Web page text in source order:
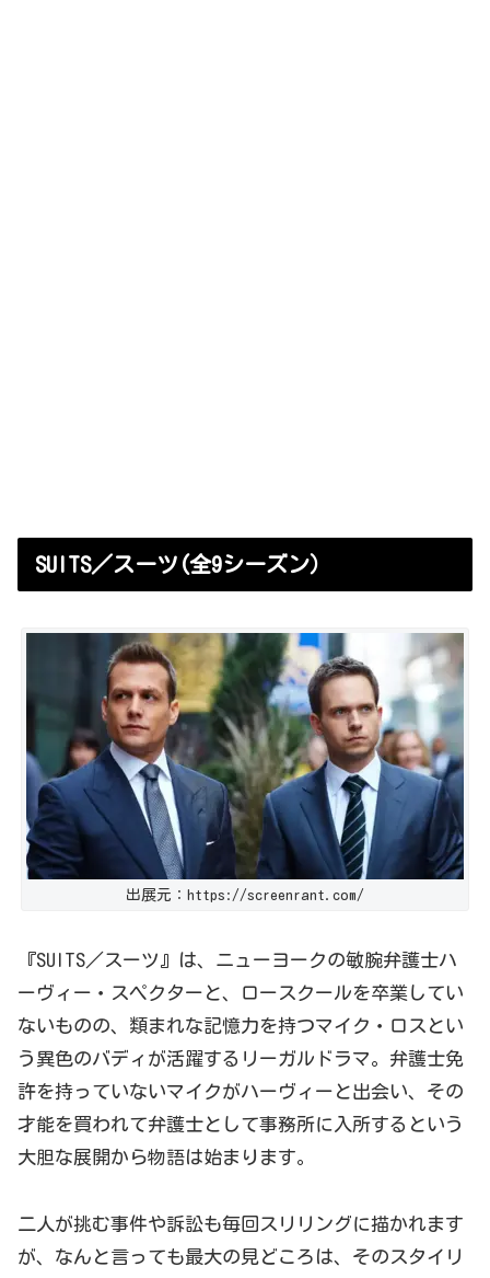
SUITS／スーツ(全9シーズン）
出展元：https://screenrant.com/
『SUITS／スーツ』は、ニューヨークの敏腕弁護士ハ
ーヴィー・スペクターと、ロースクールを卒業してい
ないものの、 類まれな記憶力を持つマイク・ロスとい
う異色のバディが活躍するリーガルドラマ。弁護士免
許を持っていないマイクがハーヴィーと出会い、その
才能を買われて弁護士として事務所に入所するという
大胆な展開から物語は始まります。
二人が挑む事件や訴訟も毎回スリリングに描かれます
が、なんと言っても最大の見どころは、そのスタイリ